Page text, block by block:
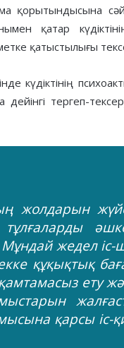
қорытындысына
қатар
қатыстылығы
күдіктінің
тергеп-
жолдарын
тұлғаларды
жедел іс-
құқықтық
қамтамасыз
қарсы